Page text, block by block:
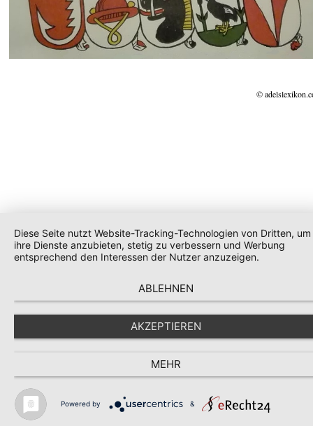
©
Diese Seite nutzt Website-Tracking-Technologien von Dritten, um
ihre Dienste anzubieten, stetig zu verbessern und Werbung
entsprechend den Interessen der Nutzer anzuzeigen.
ABLEHNEN
AKZEPTIEREN
MEHR
Powered by &